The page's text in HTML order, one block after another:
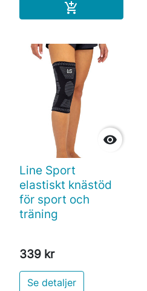


Line Sport
elastiskt knästöd
för sport och
träning
339 kr
Se detaljer